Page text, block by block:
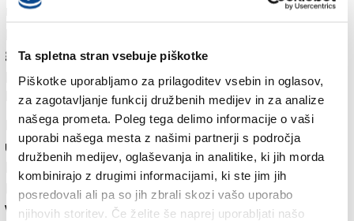
Ta spletna stran vsebuje piškotke
Piškotke uporabljamo za prilagoditev vsebin in oglasov,
za zagotavljanje funkcij družbenih medijev in za analize
našega prometa. Poleg tega delimo informacije o vaši
uporabi našega mesta z našimi partnerji s področja
družbenih medijev, oglaševanja in analitike, ki jih morda
kombinirajo z drugimi informacijami, ki ste jim jih
posredovali ali pa so jih zbrali skozi vašo uporabo
njihovih storitev. Če želite še naprej uporabljati našo
rezultat šestega javnega razpisa za večjo letalsko
generalnega direktorja direktorata za letalski in
pomorski promet ministrstva za infrastrukturo Tomaž
Pečnik.
Po njegovih besedah gre za enega od pomembnejših
ukrepov za izboljšanje letalske povezljivosti. »Tako je
bilo v letu 2022 zabeleženih skupaj 977.316 potnikov,
lani pa že 1,44 milijona, kar je skoraj 50 odstotkov več.
V letu 2022 so potniki lahko leteli na 20 destinacij,